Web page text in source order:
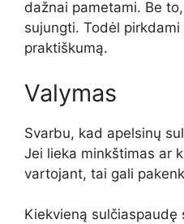
dažnai pametami. Be
sujungti. Todėl
praktiškumą.
Valymas
Svarbu, kad apelsinų
Jei lieka minkštimas ar
vartojant, tai gali
Kiekvieną